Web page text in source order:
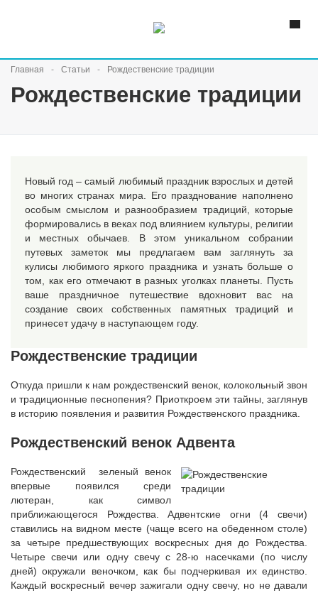
Главная Статьи Рождественские традиции
Рождественские традиции
Новый год – самый любимый праздник взрослых и детей
во многих странах мира. Его празднование наполнено
особым смыслом и разнообразием традиций, которые
формировались в веках под влиянием культуры, религии
и местных обычаев. В этом уникальном собрании
путевых заметок мы предлагаем вам заглянуть за
кулисы любимого яркого праздника и узнать больше о
том, как его отмечают в разных уголках планеты. Пусть
ваше праздничное путешествие вдохновит вас на
создание своих собственных памятных традиций и
принесет удачу в наступающем году.
Рождественские традиции
Откуда пришли к нам рождественский венок, колокольный звон
и традиционные песнопения? Приоткроем эти тайны, заглянув
в историю появления и развития Рождественского праздника.
Рождественский венок Адвента
Рождественский зеленый венок
впервые появился среди
лютеран, как символ
приближающегося Рождества. Адвентские огни (4 свечи)
ставились на видном месте (чаще всего на обеденном столе)
за четыре предшествующих воскресных дня до Рождества.
Четыре свечи или одну свечу с 28-ю насечками (по числу
дней) окружали веночком, как бы подчеркивая их единство.
Каждый воскресный вечер зажигали одну свечу, но не давали